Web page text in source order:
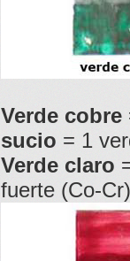
Verde cobre
sucio = 1
Verde claro
fuerte (Co-Cr)